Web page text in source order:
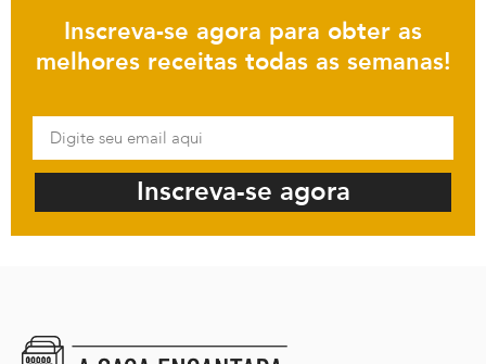
Inscreva-se agora para obter as
melhores receitas todas as semanas!
Inscreva-se agora